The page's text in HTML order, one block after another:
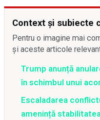
Context și subiecte
Pentru o imagine mai
și aceste articole
Trump anunță
în schimbul unui
Escaladarea
amenință